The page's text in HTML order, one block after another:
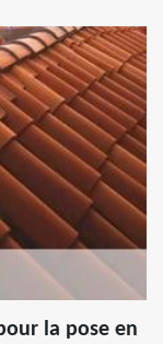
la pose en